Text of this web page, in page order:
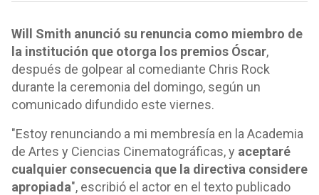
Will Smith anunció su renuncia como miembro de
la institución que otorga los premios Óscar,
después de golpear al comediante Chris Rock
durante la ceremonia del domingo, según un
comunicado difundido este viernes.
"Estoy renunciando a mi membresía en la Academia
de Artes y Ciencias Cinematográficas, y aceptaré
cualquier consecuencia que la directiva considere
apropiada", escribió el actor en el texto publicado